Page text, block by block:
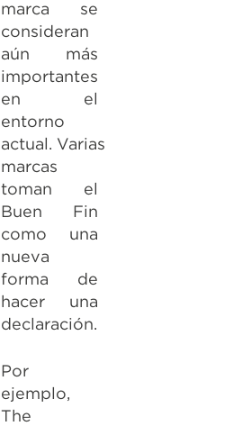
marca se
consideran
aún más
importantes
en el
entorno
actual. Varias
marcas
toman el
Buen Fin
como una
nueva
forma de
hacer una
declaración.
Por
ejemplo,
The